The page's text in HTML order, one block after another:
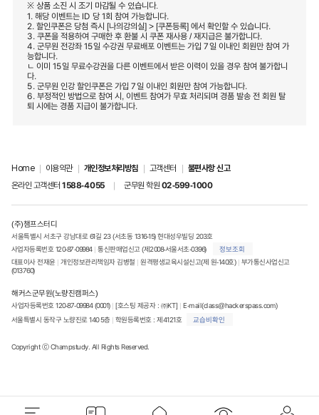
※ 상품 소진 시 조기 마감될 수 있습니다.
1. 해당 이벤트는 ID 당 1회 참여 가능합니다.
2. 할인쿠폰은 당첨 즉시 [나의강의실] > [쿠폰등록] 에서 확인할 수 있습니다.
3. 쿠폰을 적용하여 구매한 후 환불 시 쿠폰 재사용 / 재지급은 불가합니다.
4. 군무원 전강좌 15일 수강권 무료배포 이벤트는 가입 7일 이내인 회원만 참여 가
능합니다.
ㄴ 이미 15일 무료수강권을 다른 이벤트에서 받은 이력이 있을 경우 참여 불가합니
다.
5. 군무원 인강 할인쿠폰은 가입 7일 이내인 회원만 참여 가능합니다.
6. 부정적인 방법으로 참여 시, 이벤트 참여가 무효 처리되며 경품 발송 전 회원 탈
퇴 시에는 경품 지급이 불가합니다.
Home 이용약관 개인정보처리방침 고객센터
불편사항 신고
온라인 고객센터1588-4055 군무원 학원 02-599-1000
(주)챔프스터디
서울특별시 서초구 강남대로 61길 23 (서초동 1316-15) 현대성우빌딩 203호
사업자등록번호 120-87-09984
통신판매업신고 (제2008-서울서초-0396)
정보조회
대표이사 전재윤
개인정보관리책임자 김병철 원격평생교육시설신고(제 원-140호)
부가통신사업신고
(013760)
해커스군무원(노량진캠퍼스)
사업자등록번호 120-87-09984 (0001) [호스팅 제공자 : ㈜KT]
E-mail(class@hackerspass.com)
서울특별시 동작구 노량진로 140 5층
학원등록번호 : 제4121호 교습비확인
Copyright ⓒ Champstudy. All Rights Reserved.